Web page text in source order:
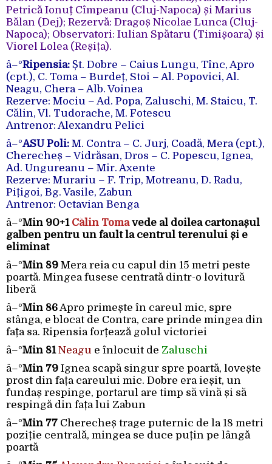
Petrică Ionuț Cîmpeanu (Cluj-Napoca) și Marius
Bălan (Dej); Rezervă: Dragoș Nicolae Lunca (Cluj-
Napoca); Observatori: Iulian Spătaru (Timișoara) și
Viorel Lolea (Reșița).
â–ºRipensia: Șt. Dobre – Caius Lungu, Tînc, Apro
(cpt.), C. Toma – Burdeț, Stoi – Al. Popovici, Al.
Neagu, Chera – Alb. Voinea
Rezerve: Mociu – Ad. Popa, Zaluschi, M. Staicu, T.
Călin, Vl. Tudorache, M. Fotescu
Antrenor: Alexandru Pelici
â–ºASU Poli: M. Contra – C. Jurj, Coadă, Mera (cpt.),
Cherecheș – Vidrăsan, Dros – C. Popescu, Ignea,
Ad. Ungureanu – Mir. Axente
Rezerve: Murariu – F. Trip, Motreanu, D. Radu,
Pițigoi, Bg. Vasile, Zabun
Antrenor: Octavian Benga
â–ºMin 90+1 Călin Tomavede al doilea cartonașul
galben pentru un fault la centrul terenului și e
eliminat
â–ºMin 89 Mera reia cu capul din 15 metri peste
poartă. Mingea fusese centrată dintr-o lovitură
liberă
â–ºMin 86Apro primește în careul mic, spre
stânga, e blocat de Contra, care prinde mingea din
fața sa. Ripensia forțează golul victoriei
â–ºMin 81 Neagu e înlocuit de Zaluschi
â–ºMin 79 Ignea scapă singur spre poartă, lovește
prost din fața careului mic. Dobre era ieșit, un
fundaș respinge, portarul are timp să vină și să
respingă din fața lui Zabun
â–ºMin 77 Cherecheș trage puternic de la 18 metri
poziție centrală, mingea se duce puțin pe lângă
poartă